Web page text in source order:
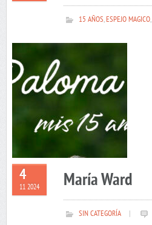
15 AÑOS,ESPEJO MAGICO,
4
11 2024 María Ward
SIN CATEGORÍA